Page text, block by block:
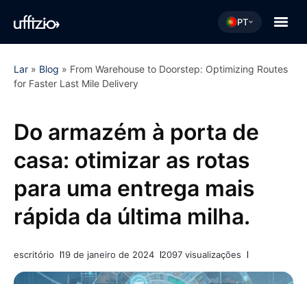
PT
Lar » Blog » From Warehouse to Doorstep: Optimizing Routes
for Faster Last Mile Delivery
Do armazém à porta de
casa: otimizar as rotas
para uma entrega mais
rápida da última milha.
escritório 19 de janeiro de 2024 2097 visualizações